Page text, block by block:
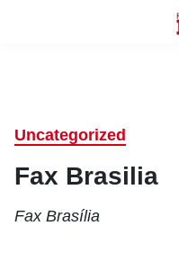
Uncategorized
Fax Brasilia
Fax Brasília